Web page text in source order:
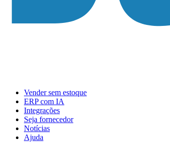
Vender sem estoque
ERP com IA
Integrações
Seja fornecedor
Notícias
Ajuda